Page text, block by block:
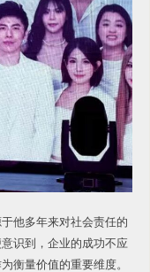
他多年来对社会责任的
识到，企业的成功不应
衡量价值的重要维度。